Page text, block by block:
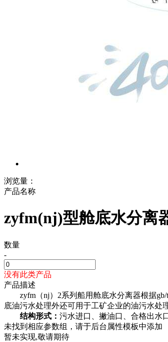
浏览量 ：
产品名称
zyfm(nj)型舱底水分离
数量
-
没有此类产品
产品描述
zyfm（nj）2系列船用舱底水分离器根据gb/
底油污水处理外还可用于工矿企业的油污水处
结构形式： 污水进口、撇油口、合格出水
未找到相应参数组，请于后台属性模板中添加
暂未实现,敬请期待